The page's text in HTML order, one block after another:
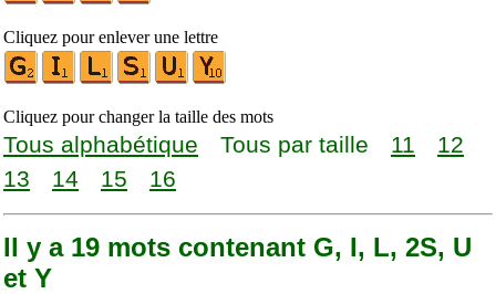
Cliquez pour enlever une lettre
Cliquez pour changer la taille des mots
Tous alphabétique Tous par taille 11
12
13
14 15 16
Il y a 19 mots contenant G, I, L, 2S, U
et Y